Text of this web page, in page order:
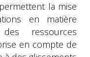
la mise
en matière
des ressources
en compte de